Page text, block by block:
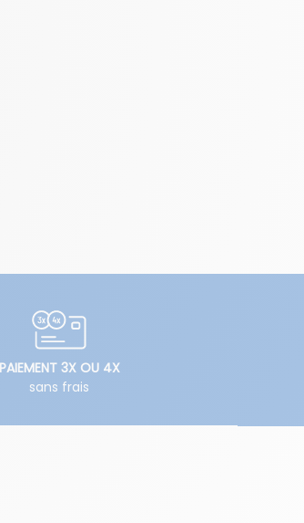
PAIEMENT 3X OU 4X
sans frais